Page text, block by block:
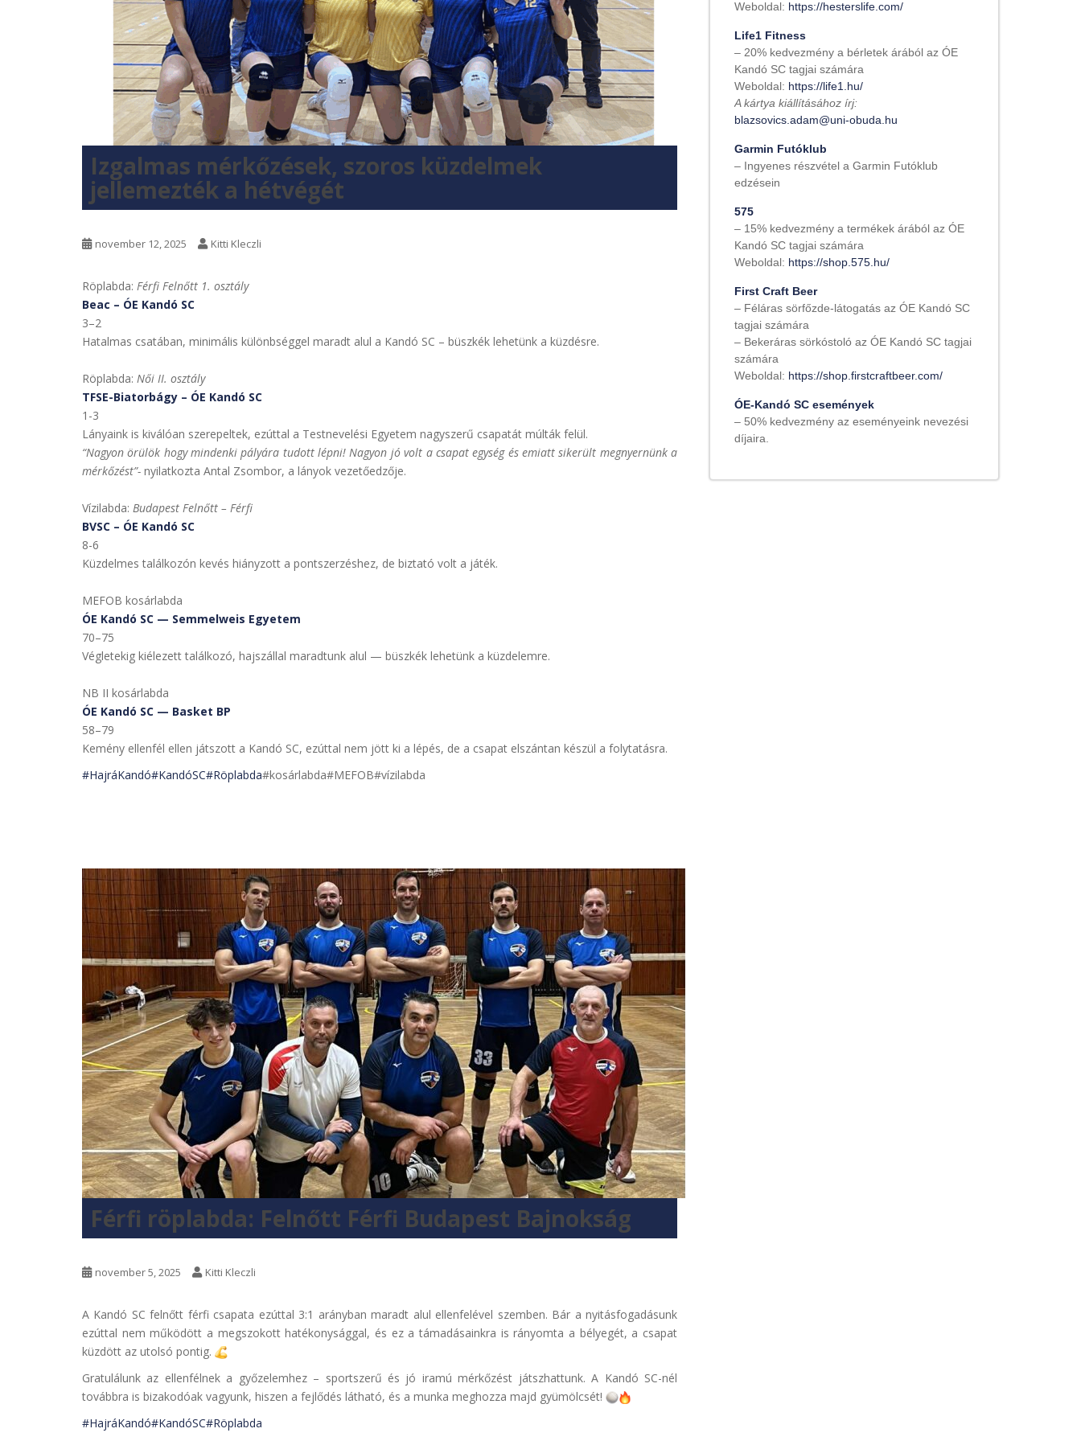
Izgalmas mérkőzések, szoros küzdelmek
jellemezték a hétvégét
november 12, 2025 Kitti Kleczli
Röplabda: Férfi Felnőtt 1. osztály
Beac – ÓE Kandó SC
3–2
Hatalmas csatában, minimális különbséggel maradt alul a Kandó SC – büszkék lehetünk a küzdésre.
Röplabda: Női II. osztály
TFSE-Biatorbágy – ÓE Kandó SC
1-3
Lányaink is kiválóan szerepeltek, ezúttal a Testnevelési Egyetem nagyszerű csapatát múlták felül.
“Nagyon örülök hogy mindenki pályára tudott lépni! Nagyon jó volt a csapat egység és emiatt sikerült megnyernünk a
mérkőzést”- nyilatkozta Antal Zsombor, a lányok vezetőedzője.
Vízilabda: Budapest Felnőtt – Férfi
BVSC – ÓE Kandó SC
8-6
Küzdelmes találkozón kevés hiányzott a pontszerzéshez, de biztató volt a játék.
MEFOB kosárlabda
ÓE Kandó SC — Semmelweis Egyetem
70–75
Végletekig kiélezett találkozó, hajszállal maradtunk alul — büszkék lehetünk a küzdelemre.
NB II kosárlabda
ÓE Kandó SC — Basket BP
58–79
Kemény ellenfél ellen játszott a Kandó SC, ezúttal nem jött ki a lépés, de a csapat elszántan készül a folytatásra.
#HajráKandó#KandóSC#Röplabda#kosárlabda#MEFOB#vízilabda
Férfi röplabda: Felnőtt Férfi Budapest Bajnokság
november 5, 2025 Kitti Kleczli
A Kandó SC felnőtt férfi csapata ezúttal 3:1 arányban maradt alul ellenfelével szemben. Bár a nyitásfogadásunk
ezúttal nem működött a megszokott hatékonysággal, és ez a támadásainkra is rányomta a bélyegét, a csapat
küzdött az utolsó pontig.
Gratulálunk az ellenfélnek a győzelemhez – sportszerű és jó iramú mérkőzést játszhattunk. A Kandó SC-nél
továbbra is bizakodóak vagyunk, hiszen a fejlődés látható, és a munka meghozza majd gyümölcsét!
#HajráKandó#KandóSC#Röplabda
Weboldal: https://hesterslife.com/
Life1 Fitness
– 20% kedvezmény a bérletek árából az ÓE
Kandó SC tagjai számára
Weboldal: https://life1.hu/
A kártya kiállításához írj:
blazsovics.adam@uni-obuda.hu
Garmin Futóklub
– Ingyenes részvétel a Garmin Futóklub
edzésein
575
– 15% kedvezmény a termékek árából az ÓE
Kandó SC tagjai számára
Weboldal: https://shop.575.hu/
First Craft Beer
– Féláras sörfőzde-látogatás az ÓE Kandó SC
tagjai számára
– Bekeráras sörkóstoló az ÓE Kandó SC tagjai
számára
Weboldal: https://shop.firstcraftbeer.com/
ÓE-Kandó SC események
– 50% kedvezmény az eseményeink nevezési
díjaira.